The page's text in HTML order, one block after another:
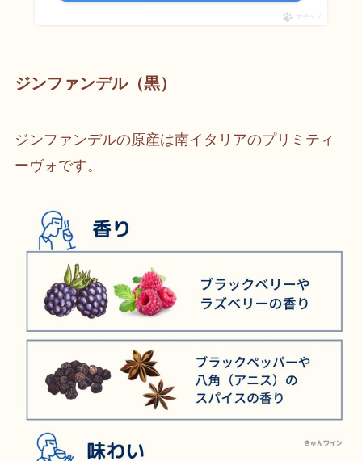
ポチップ
ジンファンデル（黒）
ジンファンデルの原産は南イタリアのプリミティ
ーヴォです。